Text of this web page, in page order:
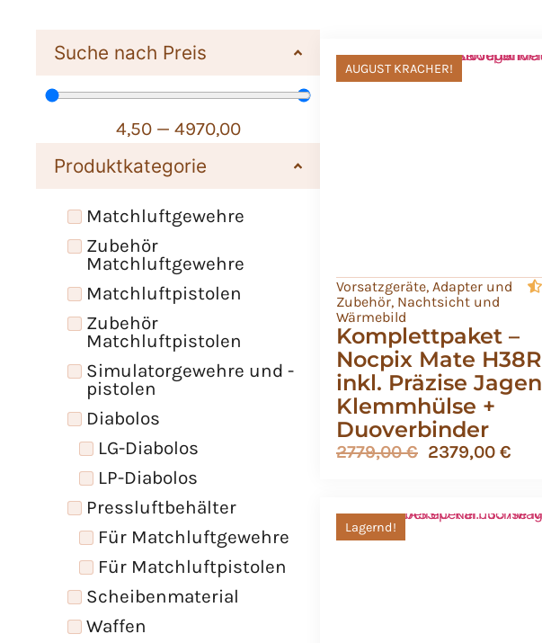
Suche nach Preis
4,50 — 4970,00
Produktkategorie
Matchluftgewehre
Zubehör
Matchluftgewehre
Matchluftpistolen
Zubehör
Matchluftpistolen
Simulatorgewehre und -
pistolen
Diabolos
LG-Diabolos
LP-Diabolos
Pressluftbehälter
Für Matchluftgewehre
Für Matchluftpistolen
Scheibenmaterial
Waffen
Komplettpaket –
Nocpix Mate H38R
inkl. Präzise Jagen
Klemmhülse +
Duoverbinder
Vorsatzgeräte, Adapter und
Zubehör, Nachtsicht und
Wärmebild
AUGUST KRACHER!
2779,00€ 2379,00 €
Lagernd!